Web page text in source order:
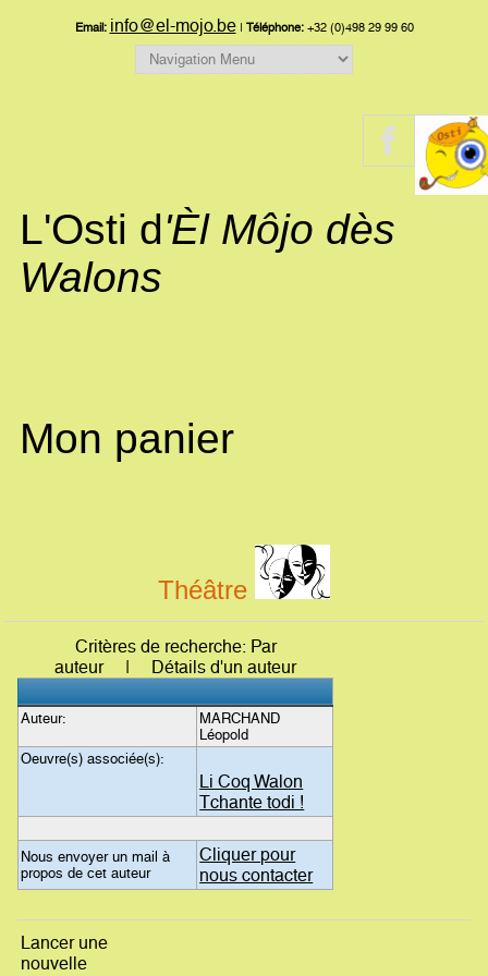
Email: info@el-mojo.be| Téléphone:+32 (0)498 29 99 60
L'Osti d'Èl Môjo dès
Walons
Mon panier
Théâtre
Critères de recherche: Par
auteur | Détails d'un auteur
Auteur:
MARCHAND
Léopold
Oeuvre(s) associée(s):
Li Coq Walon
Tchante todi !
Nous envoyer un mail à
propos de cet auteur
Cliquer pour
nous contacter
Lancer une
nouvelle